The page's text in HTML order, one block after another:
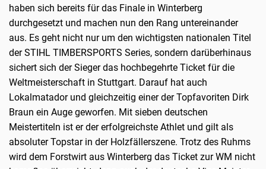
haben sich bereits für das Finale in Winterberg
durchgesetzt und machen nun den Rang untereinander
aus. Es geht nicht nur um den wichtigsten nationalen Titel
der STIHL TIMBERSPORTS Series, sondern darüberhinaus
sichert sich der Sieger das hochbegehrte Ticket für die
Weltmeisterschaft in Stuttgart. Darauf hat auch
Lokalmatador und gleichzeitig einer der Topfavoriten Dirk
Braun ein Auge geworfen. Mit sieben deutschen
Meistertiteln ist er der erfolgreichste Athlet und gilt als
absoluter Topstar in der Holzfällerszene. Trotz des Ruhms
wird dem Forstwirt aus Winterberg das Ticket zur WM nicht